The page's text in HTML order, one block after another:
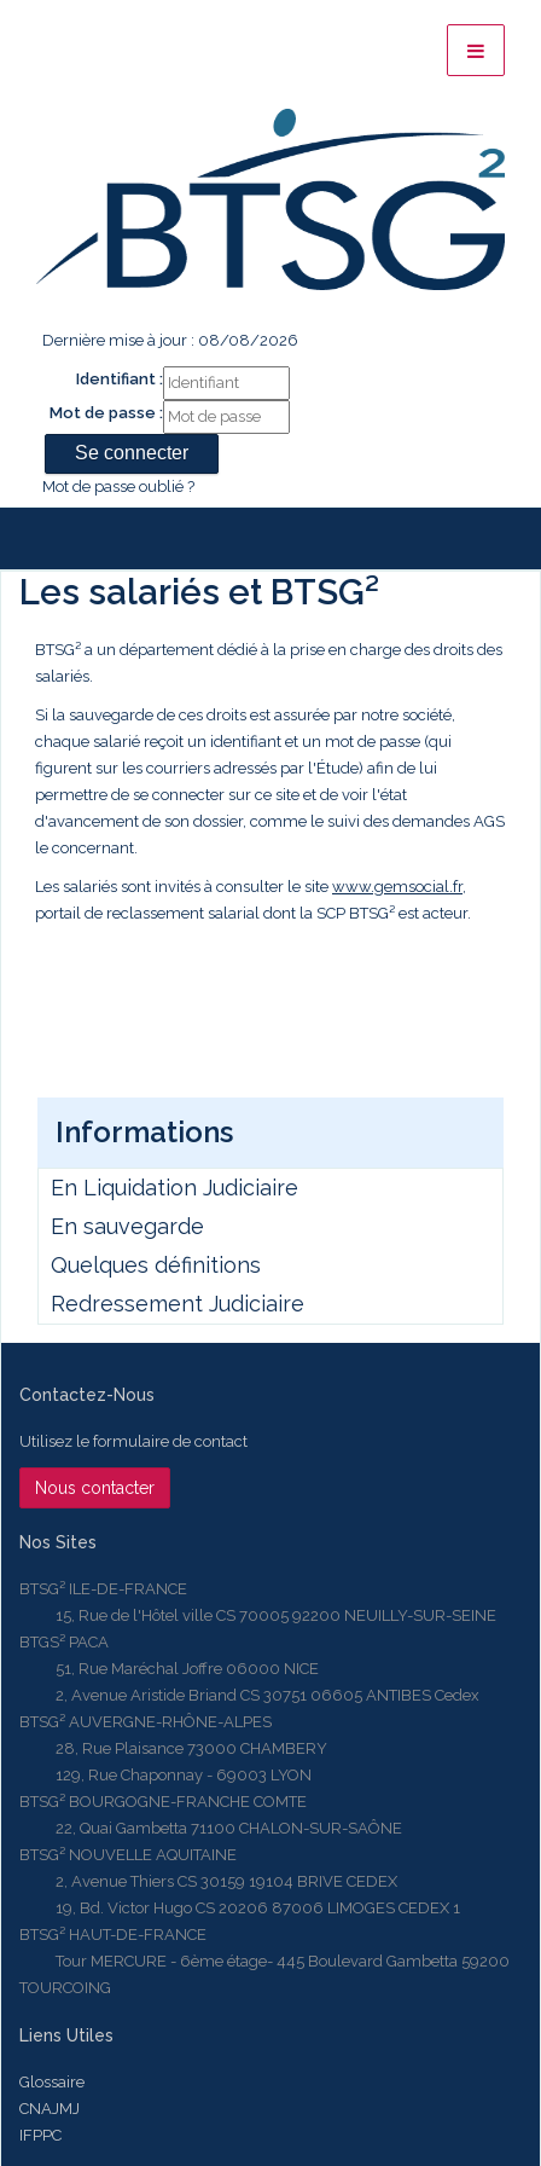
Dernière mise à jour : 08/08/2026
Identifiant :
Mot de passe :
Mot de passe oublié ?
Les salariés et BTSG²
BTSG² a un département dédié à la prise en charge des droits des
salariés.
Si la sauvegarde de ces droits est assurée par notre société,
chaque salarié reçoit un identifiant et un mot de passe (qui
figurent sur les courriers adressés par l'Étude) afin de lui
permettre de se connecter sur ce site et de voir l'état
d'avancement de son dossier, comme le suivi des demandes AGS
le concernant.
Les salariés sont invités à consulter le site www.gemsocial.fr,
portail de reclassement salarial dont la SCP BTSG² est acteur.
Informations
En Liquidation Judiciaire
En sauvegarde
Quelques définitions
Redressement Judiciaire
Contactez-Nous
Utilisez le formulaire de contact
Nous contacter
Nos Sites
BTSG² ILE-DE-FRANCE
15, Rue de l'Hôtel ville CS 70005 92200 NEUILLY-SUR-SEINE
BTGS² PACA
51, Rue Maréchal Joffre 06000 NICE
2, Avenue Aristide Briand CS 30751 06605 ANTIBES Cedex
BTSG² AUVERGNE-RHÔNE-ALPES
28, Rue Plaisance 73000 CHAMBERY
129, Rue Chaponnay - 69003 LYON
BTSG² BOURGOGNE-FRANCHE COMTE
22, Quai Gambetta 71100 CHALON-SUR-SAÔNE
BTSG² NOUVELLE AQUITAINE
2, Avenue Thiers CS 30159 19104 BRIVE CEDEX
19, Bd. Victor Hugo CS 20206 87006 LIMOGES CEDEX 1
BTSG² HAUT-DE-FRANCE
Tour MERCURE - 6ème étage- 445 Boulevard Gambetta 59200
TOURCOING
Liens Utiles
Glossaire
CNAJMJ
IFPPC